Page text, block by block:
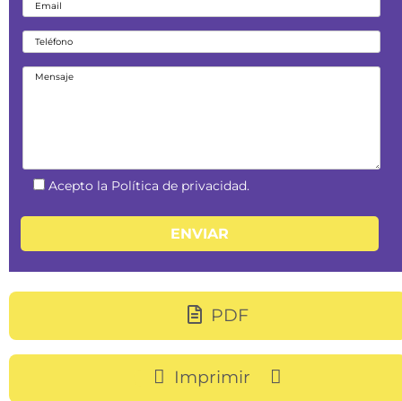
Acepto la Política de privacidad.
PDF
Imprimir